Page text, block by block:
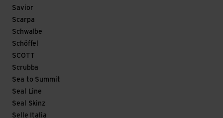
Savior
Scarpa
Schwalbe
Schöffel
SCOTT
Scrubba
Sea to Summit
Seal Line
Seal Skinz
Selle Italia